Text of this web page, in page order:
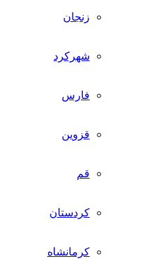
زنجان
شهرکرد
فارس
قزوین
قم
کردستان
کرمانشاه